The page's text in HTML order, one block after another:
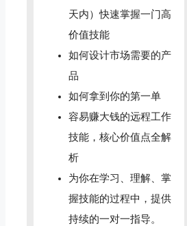
天内）快速掌握一门高
价值技能
如何设计市场需要的产
品
如何拿到你的第一单
容易赚大钱的远程工作
技能，核心价值点全解
析
为你在学习、理解、掌
握技能的过程中，提供
持续的一对一指导。